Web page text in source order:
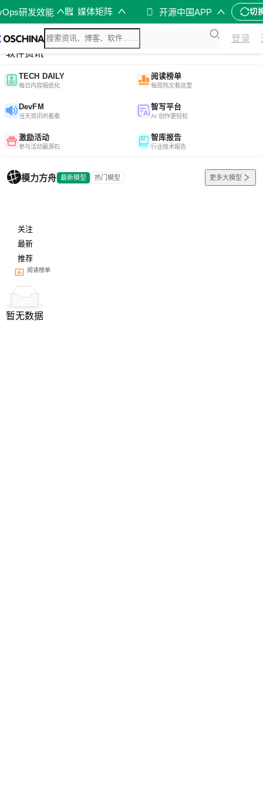
研发效能 媒体矩阵 开源中国APP 切
登录
综合
开源资讯
软件资讯
TECH DAILY
每日内容报纸化
阅读榜单
每周热文看这里
DevFM
当天资讯听着看
智写平台
AI 创作更轻松
激励活动
参与活动赢源石
智库报告
行业技术报告
模力方舟 最新模型 热门模型 更多大模型
关注
最新
推荐
阅读榜单
暂无数据